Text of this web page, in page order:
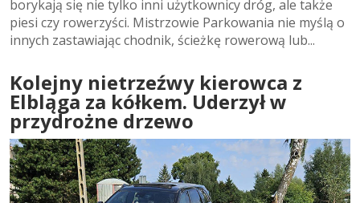
borykają się nie tylko inni użytkownicy dróg, ale także
piesi czy rowerzyści. Mistrzowie Parkowania nie myślą o
innych zastawiając chodnik, ścieżkę rowerową lub...
Kolejny nietrzeźwy kierowca z
Elbląga za kółkem. Uderzył w
przydrożne drzewo